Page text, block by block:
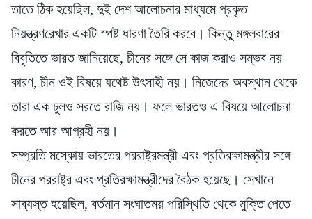
তাতে ঠিক হয়েছিল, দুই দেশ আলোচনার মাধ্যমে প্রকৃত
নিয়ন্ত্রণরেখার একটি স্পষ্ট ধারণা তৈরি করবে। কিন্তু মঙ্গলবারের
বিবৃতিতে ভারত জানিয়েছে, চীনের সঙ্গে সে কাজ করাও সম্ভব নয়
কারণ, চীন ওই বিষয়ে যথেষ্ট উৎসাহী নয়। নিজেদের অবস্থান থেকে
তারা এক চুলও সরতে রাজি নয়। ফলে ভারতও এ বিষয়ে আলোচনা
করতে আর আগ্রহী নয়।
সম্প্রতি মস্কোয় ভারতের পররাষ্ট্রমন্ত্রী এবং প্রতিরক্ষামন্ত্রীর সঙ্গে
চীনের পররাষ্ট্র এবং প্রতিরক্ষামন্ত্রীদের বৈঠক হয়েছে। সেখানে
সাব্যস্ত হয়েছিল, বর্তমান সংঘাতময় পরিস্থিতি থেকে মুক্তি পেতে